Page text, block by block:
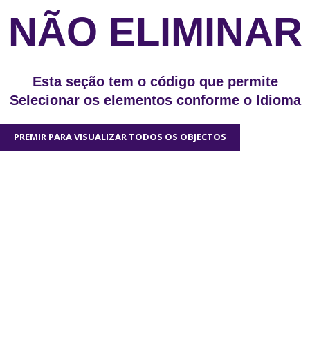
NÃO ELIMINAR
Esta seção tem o código que permite
Selecionar os elementos conforme o Idioma
PREMIR PARA VISUALIZAR TODOS OS OBJECTOS